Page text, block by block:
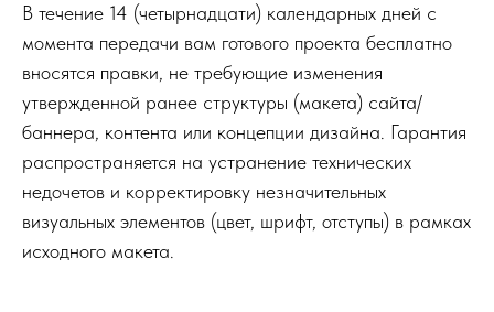
В течение 14 (четырнадцати) календарных дней с
момента передачи вам готового проекта бесплатно
вносятся правки, не требующие изменения
утвержденной ранее структуры (макета) сайта/
баннера, контента или концепции дизайна. Гарантия
распространяется на устранение технических
недочетов и корректировку незначительных
визуальных элементов (цвет, шрифт, отступы) в рамках
исходного макета.